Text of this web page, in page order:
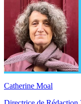
Catherine Moal